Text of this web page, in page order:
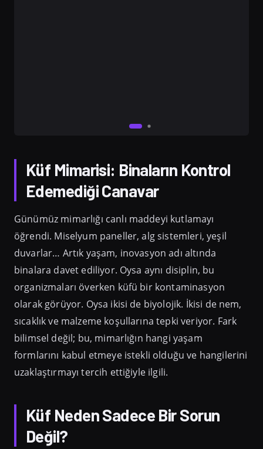
Küf Mimarisi: Binaların Kontrol
Edemediği Canavar
Günümüz mimarlığı canlı maddeyi kutlamayı
öğrendi. Miselyum paneller, alg sistemleri, yeşil
duvarlar… Artık yaşam, inovasyon adı altında
binalara davet ediliyor. Oysa aynı disiplin, bu
organizmaları överken küfü bir kontaminasyon
olarak görüyor. Oysa ikisi de biyolojik. İkisi de nem,
sıcaklık ve malzeme koşullarına tepki veriyor. Fark
bilimsel değil; bu, mimarlığın hangi yaşam
formlarını kabul etmeye istekli olduğu ve hangilerini
uzaklaştırmayı tercih ettiğiyle ilgili.
Küf Neden Sadece Bir Sorun
Değil?